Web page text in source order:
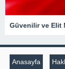
Güvenilir ve Elit
Anasayfa